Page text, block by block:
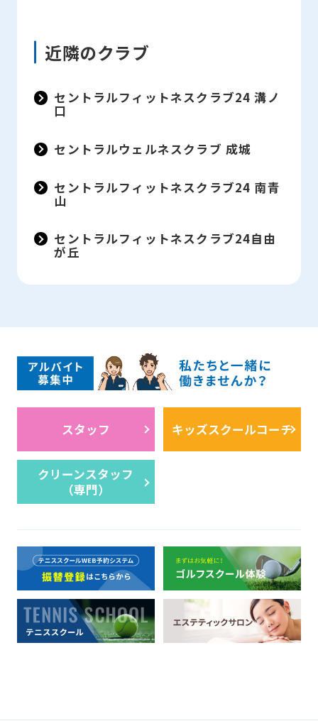
近隣のクラブ
セントラルフィットネスクラブ24 溝ノ
口
セントラルウェルネスクラブ 成城
セントラルフィットネスクラブ24 南青
山
セントラルフィットネスクラブ24自由
が丘
スタッフ キッズスクールコーチ
クリーンスタッフ
（専門）